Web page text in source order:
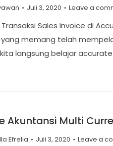
Juli 3, 2020 Leave a
Sales Invoice di
yang memang telah
langsung belajar
Akuntansi Multi
Efrelia Juli 3, 2020 Leave a